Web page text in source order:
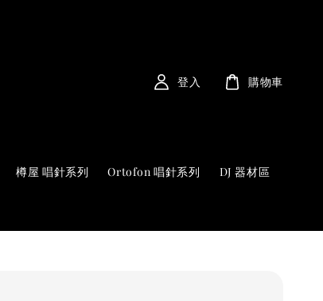
樽屋 唱針系列 Ortofon 唱針系列 DJ 器材區
登入 購物車